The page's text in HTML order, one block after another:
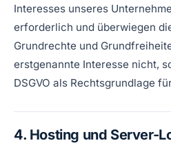
Interesses unseres
erforderlich und überwiegen
Grundrechte und
erstgenannte Interesse nicht,
DSGVO als Rechtsgrundlage
4. Hosting und Server-